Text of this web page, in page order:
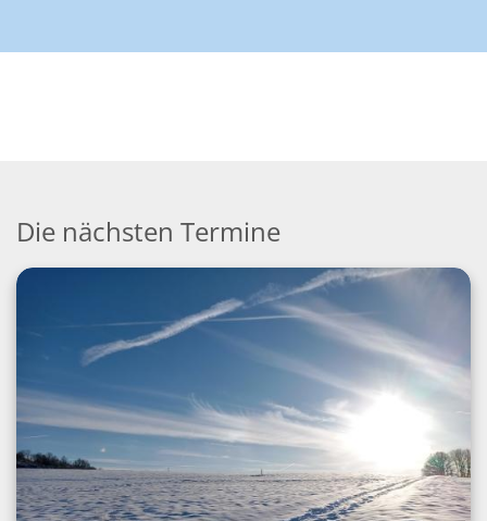
Die nächsten Termine